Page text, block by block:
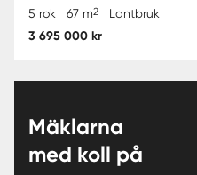
5 rok 67 m2 Lantbruk
3 695 000 kr
Mäklarna
med koll på